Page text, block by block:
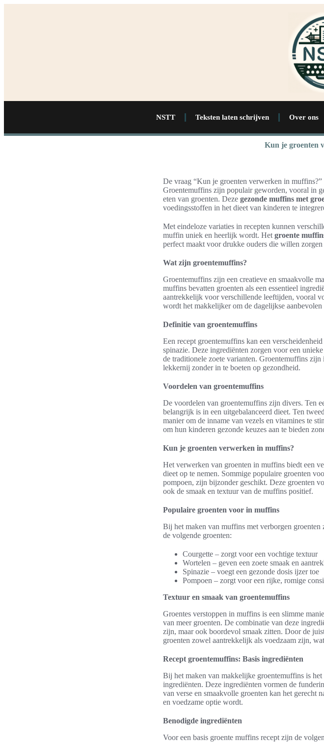
NSTT Teksten laten schrijven Over ons
Kun je groenten
De vraag “Kun je groenten verwerken in
Groentemuffins zijn populair geworden, vooral in
eten van groenten. Deze gezonde muffins met
voedingsstoffen in het dieet van kinderen te
Met eindeloze variaties in recepten kunnen
muffin uniek en heerlijk wordt. Het groente
perfect maakt voor drukke ouders die willen zorgen
Wat zijn groentemuffins?
Groentemuffins zijn een creatieve en smaakvolle
muffins bevatten groenten als een essentieel
aantrekkelijk voor verschillende leeftijden, vooral
wordt het makkelijker om de dagelijkse aanbevolen
Definitie van groentemuffins
Een recept groentemuffins kan een
spinazie. Deze ingrediënten zorgen voor een
de traditionele zoete varianten. Groentemuffins
lekkernij zonder in te boeten op gezondheid.
Voordelen van groentemuffins
De voordelen van groentemuffins zijn divers. Ten
belangrijk is in een uitgebalanceerd dieet. Ten
manier om de inname van vezels en vitamines te
om hun kinderen gezonde keuzes aan te bieden
Kun je groenten verwerken in muffins?
Het verwerken van groenten in muffins biedt een
dieet op te nemen. Sommige populaire groenten
pompoen, zijn bijzonder geschikt. Deze groenten
ook de smaak en textuur van de muffins positief.
Populaire groenten voor in muffins
Bij het maken van muffins met verborgen
de volgende groenten:
Courgette – zorgt voor een vochtige textuur
Wortelen – geven een zoete smaak en
Spinazie – voegt een gezonde dosis ijzer toe
Pompoen – zorgt voor een rijke, romige
Textuur en smaak van groentemuffins
Groentes verstoppen in muffins is een slimme
van meer groenten. De combinatie van deze
zijn, maar ook boordevol smaak zitten. Door de
groenten zowel aantrekkelijk als voedzaam zijn,
Recept groentemuffins: Basis ingrediënten
Bij het maken van makkelijke groentemuffins is het
ingrediënten. Deze ingrediënten vormen de
van verse en smaakvolle groenten kan het gerecht
en voedzame optie wordt.
Benodigde ingrediënten
Voor een basis groente muffins recept zijn de